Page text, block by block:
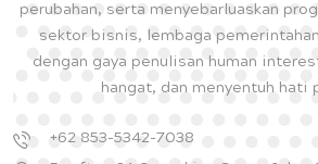
perubahan, serta menyebarluaskan
sektor bisnis, lembaga
dengan gaya penulisan human
hangat, dan menyentuh hati
+62 853-5342-7038